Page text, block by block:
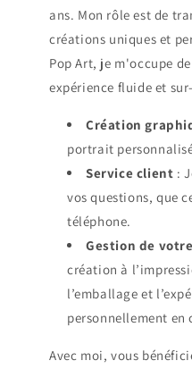
ans. Mon rôle est de
créations uniques et
Pop Art, je m'occupe
expérience fluide et
Création
portrait
Service client :
vos questions, que
téléphone.
Gestion de
création à
l’emballage et
personnellement en
Avec moi, vous